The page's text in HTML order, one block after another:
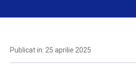
Publicat in: 25 aprilie 2025